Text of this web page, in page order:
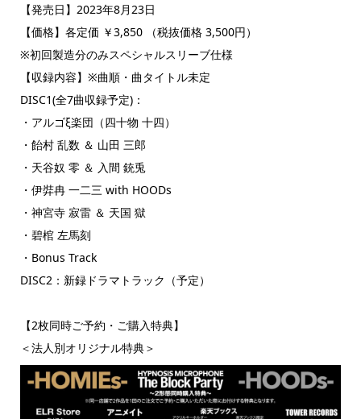
【発売日】2023年8月23日
【価格】各定価 ￥3,850 （税抜価格 3,500円）
※初回製造分のみスペシャルスリーブ仕様
【収録内容】※曲順・曲タイトル未定
DISC1(全7曲収録予定)：
・アルゴξ楽団（四十物 十四）
・飴村 乱数 ＆ 山田 三郎
・天谷奴 零 ＆ 入間 銃兎
・伊弉冉 一二三 with HOODs
・神宮寺 寂雷 ＆ 天国 獄
・碧棺 左馬刻
・Bonus Track
DISC2：新録ドラマトラック（予定）
【2枚同時ご予約・ご購入特典】
＜法人別オリジナル特典＞